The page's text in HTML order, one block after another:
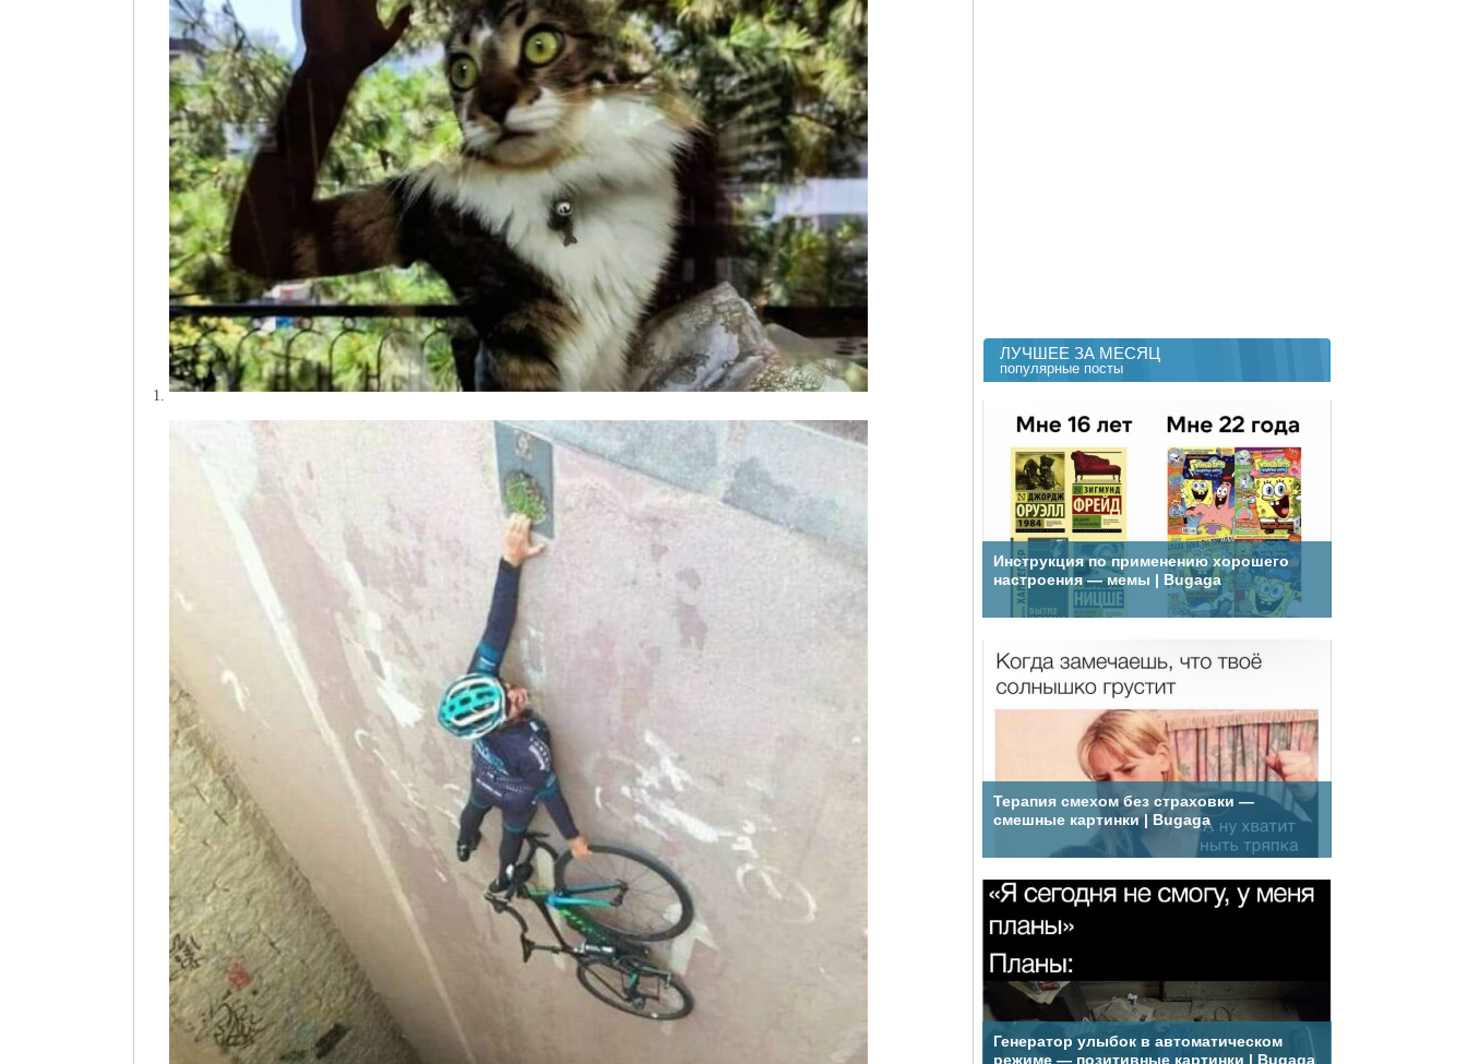
ЛУЧШЕЕ ЗА МЕСЯЦ
популярные посты
Инструкция по применению хорошего
настроения — мемы | Bugaga
Терапия смехом без страховки —
смешные картинки | Bugaga
Генератор улыбок в автоматическом
режиме — позитивные картинки | Bugaga